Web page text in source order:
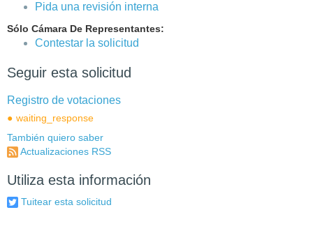
Pida una revisión interna
Sólo Cámara De Representantes:
Contestar la solicitud
Seguir esta solicitud
Registro de votaciones
waiting_response
También quiero saber
Actualizaciones RSS
Utiliza esta información
Tuitear esta solicitud